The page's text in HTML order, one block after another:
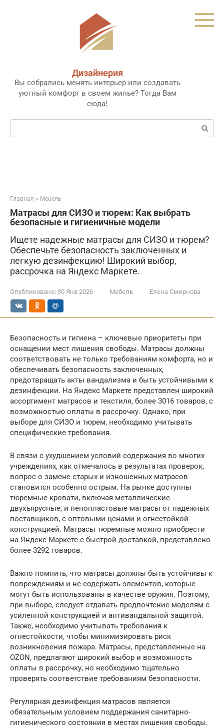
Дизайнерия
Вы собрались менять интерьер или создавать
уютный комфорт в своем жилье? Тогда Вам
сюда!
Поиск:
Главная » Мебель
Матрасы для СИЗО и тюрем: Как выбрать
безопасные и гигиеничные модели
Ищете надежные матрасы для СИЗО и тюрем?
Обеспечьте безопасность заключенных и
легкую дезинфекцию! Широкий выбор,
рассрочка на Яндекс Маркете.
Опубликовано: 30 Янв 2026 Мебель Елена Смирнова
Безопасность и гигиена – ключевые приоритеты при
оснащении мест лишения свободы. Матрасы должны
соответствовать не только требованиям комфорта, но и
обеспечивать безопасность заключенных,
предотвращать акты вандализма и быть устойчивыми к
дезинфекции. На Яндекс Маркете представлен широкий
ассортимент матрасов и текстиля, более 3016 товаров, с
возможностью оплаты в рассрочку. Однако, при
выборе для СИЗО и тюрем, необходимо учитывать
специфические требования.
В связи с ухудшением условий содержания во многих
учреждениях, как отмечалось в результатах проверок,
вопрос о замене старых и изношенных матрасов
становится особенно острым. На рынке доступны
тюремные кровати, включая металлические
двухъярусные, и пенопластовые матрасы от надежных
поставщиков, с оптовыми ценами и огнестойкой
конструкцией. Матрасы тюремные можно приобрести
на Яндекс Маркете с быстрой доставкой, представлено
более 3292 товаров.
Важно помнить, что матрасы должны быть устойчивы к
повреждениям и не содержать элементов, которые
могут быть использованы в качестве оружия. Поэтому,
при выборе, следует отдавать предпочтение моделям с
усиленной конструкцией и антивандальной защитой.
Также, необходимо учитывать требования к
огнестойкости, чтобы минимизировать риск
возникновения пожара. Матрасы, представленные на
OZON, предлагают широкий выбор и возможность
оплаты в рассрочку, но необходимо тщательно
проверять соответствие требованиям безопасности.
Регулярная дезинфекция матрасов является
обязательным условием поддержания санитарно-
гигиенического состояния в местах лишения свободы.